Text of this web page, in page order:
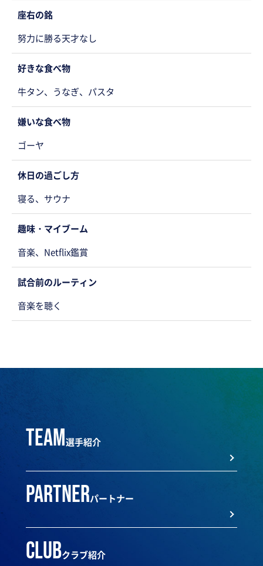
座右の銘
努力に勝る天才なし
好きな食べ物
牛タン、うなぎ、パスタ
嫌いな食べ物
ゴーヤ
休日の過ごし方
寝る、サウナ
趣味・マイブーム
音楽、Netflix鑑賞
試合前のルーティン
音楽を聴く
team選手紹介
partnerパートナー
clubクラブ紹介